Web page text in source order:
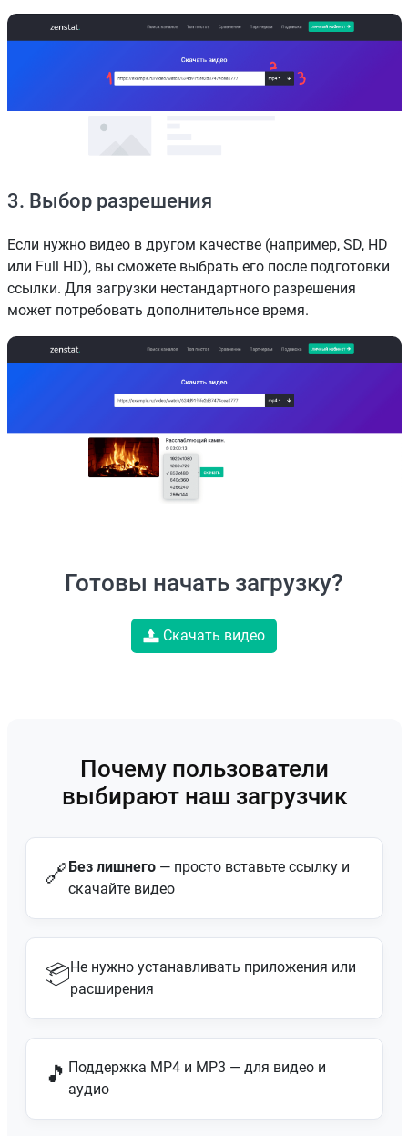
3. Выбор разрешения
Если нужно видео в другом качестве (например, SD, HD
или Full HD), вы сможете выбрать его после подготовки
ссылки. Для загрузки нестандартного разрешения
может потребовать дополнительное время.
Готовы начать загрузку?
Скачать видео
Почему пользователи
выбирают наш загрузчик
🔗Без лишнего— просто вставьте ссылку и
скачайте видео
📦Не нужно устанавливать приложения или
расширения
🎵 Поддержка MP4 и MP3 — для видео и
аудио